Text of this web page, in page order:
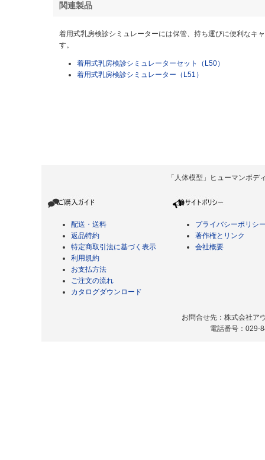
関連製品
着用式乳房検診シミュレーターには保管、持ち運びに便利なキ
す。
着用式乳房検診シミュレーターセット（L50）
着用式乳房検診シミュレーター（L51）
「人体模型」ヒューマンボ
配送・送料
返品特約
特定商取引法に基づく表示
利用規約
お支払方法
ご注文の流れ
カタログダウンロード
プライバシーポリシ
著作権とリンク
会社概要
お問合せ先：株式会社ア
電話番号：